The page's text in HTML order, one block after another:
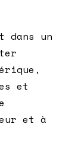
dans un
et
et à